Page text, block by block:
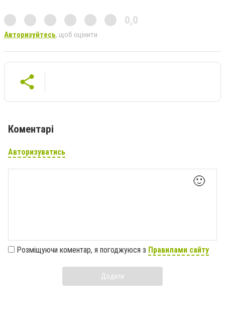
0,0
Авторизуйтесь, щоб оцінити
Коментарі
Авторизуватись
🙂
Розміщуючи коментар, я погоджуюся з Правилами сайту
Додати